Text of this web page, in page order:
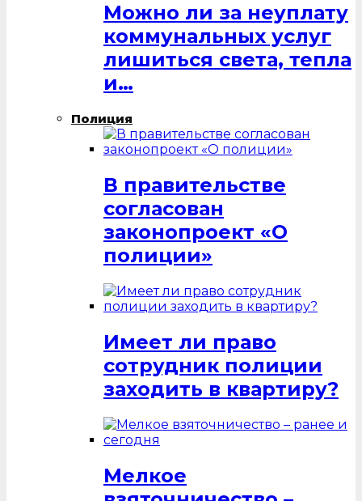
Можно ли за неуплату
коммунальных услуг
лишиться света, тепла
и…
Полиция
В правительстве
согласован
законопроект «О
полиции»
Имеет ли право
сотрудник полиции
заходить в квартиру?
Мелкое